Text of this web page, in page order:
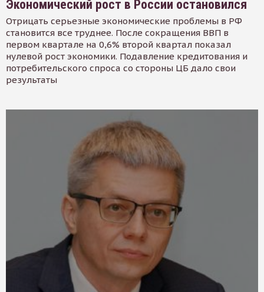
Экономический рост в России остановился
Отрицать серьезные экономические проблемы в РФ
становится все труднее. После сокращения ВВП в
первом квартале на 0,6% второй квартал показал
нулевой рост экономики. Подавление кредитования и
потребительского спроса со стороны ЦБ дало свои
результаты